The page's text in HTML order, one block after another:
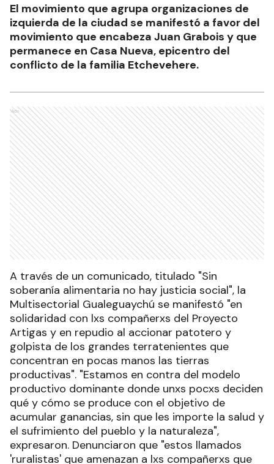
El movimiento que agrupa organizaciones de
izquierda de la ciudad se manifestó a favor del
movimiento que encabeza Juan Grabois y que
permanece en Casa Nueva, epicentro del
conflicto de la familia Etchevehere.
Ads
A través de un comunicado, titulado "Sin
soberanía alimentaria no hay justicia social", la
Multisectorial Gualeguaychú se manifestó "en
solidaridad con lxs compañerxs del Proyecto
Artigas y en repudio al accionar patotero y
golpista de los grandes terratenientes que
concentran en pocas manos las tierras
productivas". "Estamos en contra del modelo
productivo dominante donde unxs pocxs deciden
qué y cómo se produce con el objetivo de
acumular ganancias, sin que les importe la salud y
el sufrimiento del pueblo y la naturaleza",
expresaron. Denunciaron que "estos llamados
'ruralistas' que amenazan a lxs compañerxs que